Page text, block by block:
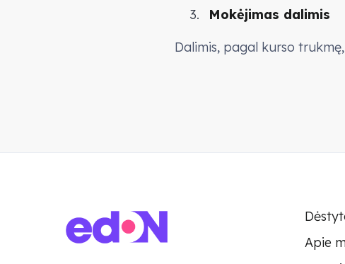
Mokėjimas dalimis
Dalimis, pagal kurso
Apie